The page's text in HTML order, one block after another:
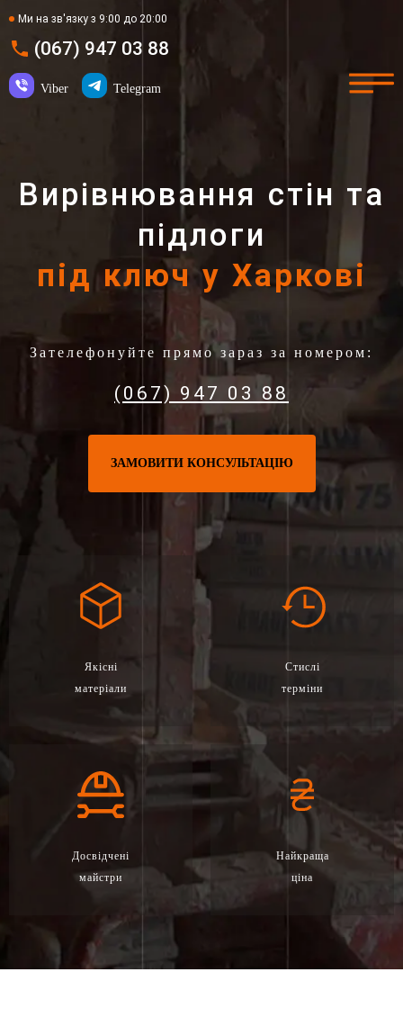
Ми на зв'язку з 9:00 до 20:00
(067) 947 03 88
Viber Telegram
Вирівнювання стін та
підлоги
під ключ у Харкові
Зателефонуйте прямо зараз за номером:
(067) 947 03 88
ЗАМОВИТИ КОНСУЛЬТАЦІЮ
Якісні
матеріали
Стислі
терміни
Досвідчені
майстри
Найкраща
ціна